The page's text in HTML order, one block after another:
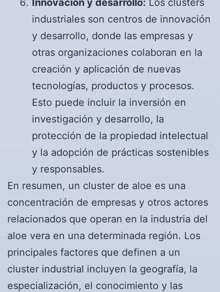
industriales son centros de innovación
y desarrollo, donde las empresas y
otras organizaciones colaboran en la
creación y aplicación de nuevas
tecnologías, productos y procesos.
Esto puede incluir la inversión en
investigación y desarrollo, la
protección de la propiedad intelectual
y la adopción de prácticas sostenibles
y responsables.
En resumen, un cluster de aloe es una
concentración de empresas y otros actores
relacionados que operan en la industria del
aloe vera en una determinada región. Los
principales factores que definen a un
cluster industrial incluyen la geografía, la
especialización, el conocimiento y las